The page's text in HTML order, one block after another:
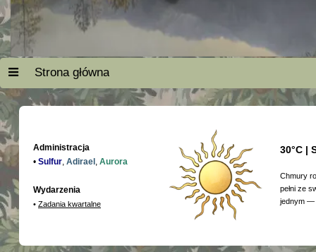
Strona główna
Administracja
• Sulfur, Adirael , Aurora
Wydarzenia
• Zadania kwartalne
30°C |
Chmury
pełni ze
jednym —